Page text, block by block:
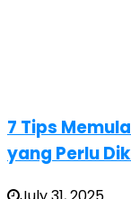
7 Tips
yang Perlu